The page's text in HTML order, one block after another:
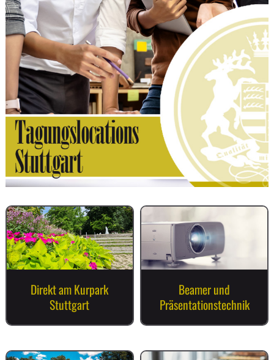
Direkt am Kurpark
Stuttgart
Beamer und
Präsentationstechnik